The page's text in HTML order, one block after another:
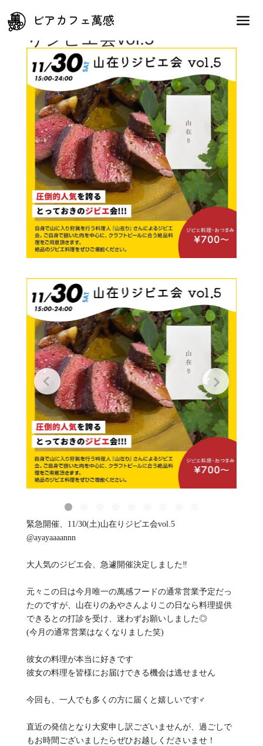
ビアカフェ萬感
緊急開催、11/30(土)山在
りジビエ会vol.5
緊急開催、11/30(土)山在りジビエ会vol.5
@ayayaaaannn
大人気のジビエ会、急遽開催決定しました‼️
元々この日は今月唯一の萬感フードの通常営業予定だっ
たのですが、山在りのあやさんよりこの日なら料理提供
できるとの打診を受け、迷わずお願いしました◎
(今月の通常営業はなくなりました笑)
彼女の料理が本当に好きです
彼女の料理を皆様にお届けできる機会は逃せません
今回も、一人でも多くの方に届くと嬉しいです‍♂️
直近の発信となり大変申し訳ございませんが、過ごしで
もお時間ございましたらぜひお越しくださいませ！